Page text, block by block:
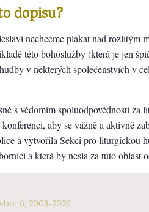
dopisu?
nechceme plakat nad rozlitým
této bohoslužby (která je jen
v některých společenstvích v
s vědomím spoluodpovědnosti za
aby se vážně a aktivně
a vytvořila Sekci pro liturgickou
a která by nesla za tuto oblast
2003-2026